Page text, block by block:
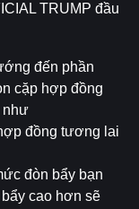
TRUMP đầu
đến phần
cặp hợp đồng
như
đồng tương lai
đòn bẩy bạn
cao hơn sẽ